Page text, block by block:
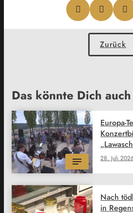
Zurück
Das könnte Dich
28. Juli
Europa-
Nach
in